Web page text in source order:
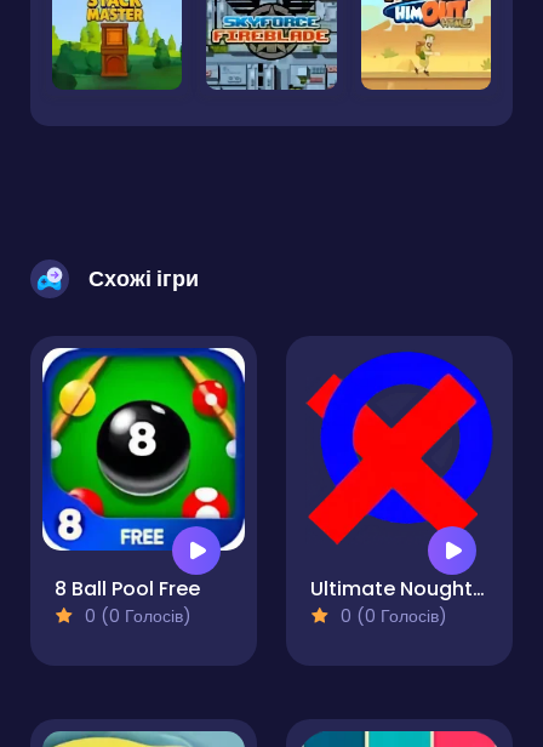
Схожі ігри
8 Ball Pool Free
0 (0 Голосів)
Ultimate Noughts & Crosses
0 (0 Голосів)